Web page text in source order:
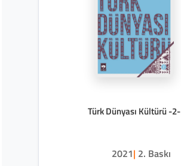
Türk Dünyası Kültürü -2-
2021| 2. Baskı